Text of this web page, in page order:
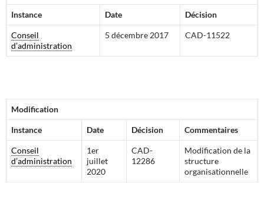
Instance Date Décision
Conseil
d’administration
5 décembre 2017 CAD-11522
Modification
Instance Date Décision Commentaires
Conseil
d’administration
1er
juillet
2020
CAD-
12286
Modification de la
structure
organisationnelle